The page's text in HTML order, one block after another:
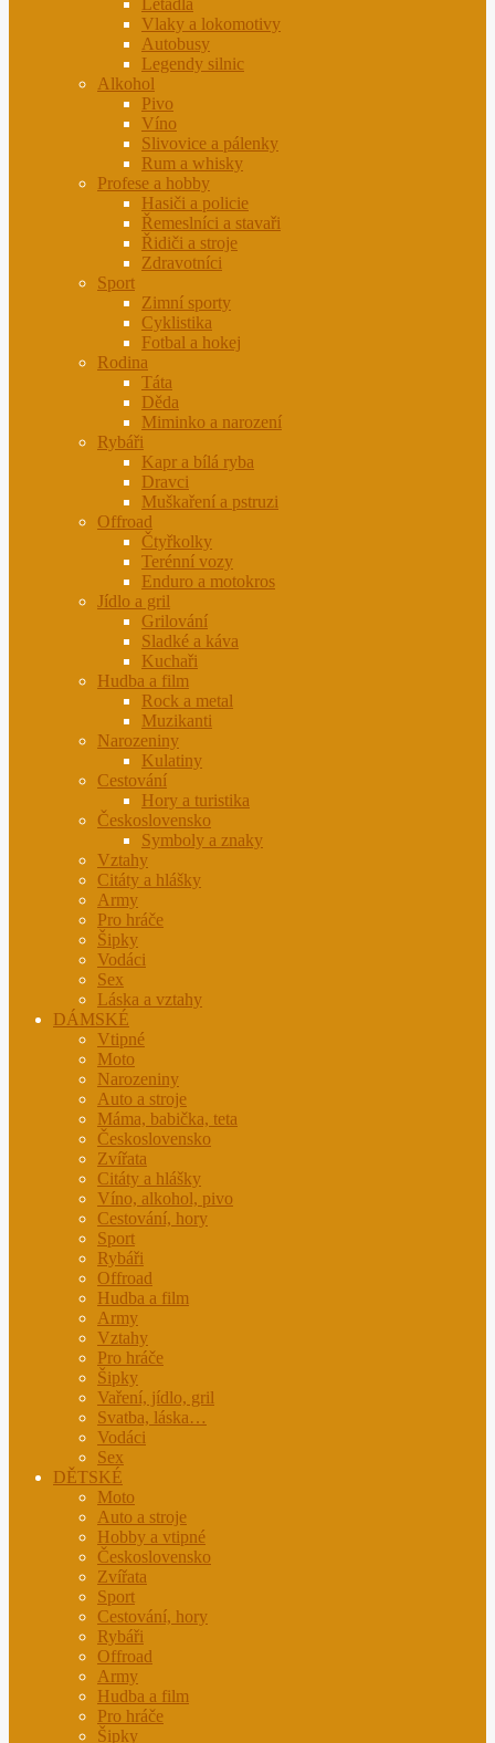
Letadla
Vlaky a lokomotivy
Autobusy
Legendy silnic
Alkohol
Pivo
Víno
Slivovice a pálenky
Rum a whisky
Profese a hobby
Hasiči a policie
Řemeslníci a stavaři
Řidiči a stroje
Zdravotníci
Sport
Zimní sporty
Cyklistika
Fotbal a hokej
Rodina
Táta
Děda
Miminko a narození
Rybáři
Kapr a bílá ryba
Dravci
Muškaření a pstruzi
Offroad
Čtyřkolky
Terénní vozy
Enduro a motokros
Jídlo a gril
Grilování
Sladké a káva
Kuchaři
Hudba a film
Rock a metal
Muzikanti
Narozeniny
Kulatiny
Cestování
Hory a turistika
Československo
Symboly a znaky
Vztahy
Citáty a hlášky
Army
Pro hráče
Šipky
Vodáci
Sex
Láska a vztahy
DÁMSKÉ
Vtipné
Moto
Narozeniny
Auto a stroje
Máma, babička, teta
Československo
Zvířata
Citáty a hlášky
Víno, alkohol, pivo
Cestování, hory
Sport
Rybáři
Offroad
Hudba a film
Army
Vztahy
Pro hráče
Šipky
Vaření, jídlo, gril
Svatba, láska…
Vodáci
Sex
DĚTSKÉ
Moto
Auto a stroje
Hobby a vtipné
Československo
Zvířata
Sport
Cestování, hory
Rybáři
Offroad
Army
Hudba a film
Pro hráče
Šipky